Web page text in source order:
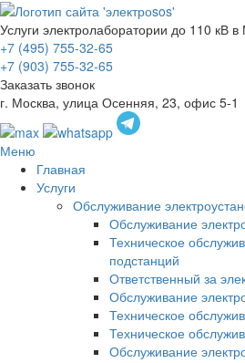
Услуги электролаборатории до 110 кВ в
+7 (495) 755-32-65
+7 (903) 755-32-65
Заказать звонок
г. Москва, улица Осенняя, 23, офис 5-1
Меню
Главная
Услуги
Обслуживание
Обслуживание
Техническое
подстанций
Ответственный за
Обслуживание
Техническое
Техническое
Обслуживание